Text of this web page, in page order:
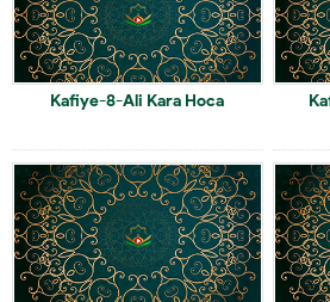
Kafiye-8-Ali Kara Hoca